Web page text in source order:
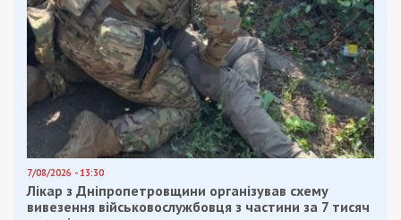
7/08/2026 - 13:30
Лікар з Дніпропетровщини організував схему
вивезення військовослужбовця з частини за 7 тисяч